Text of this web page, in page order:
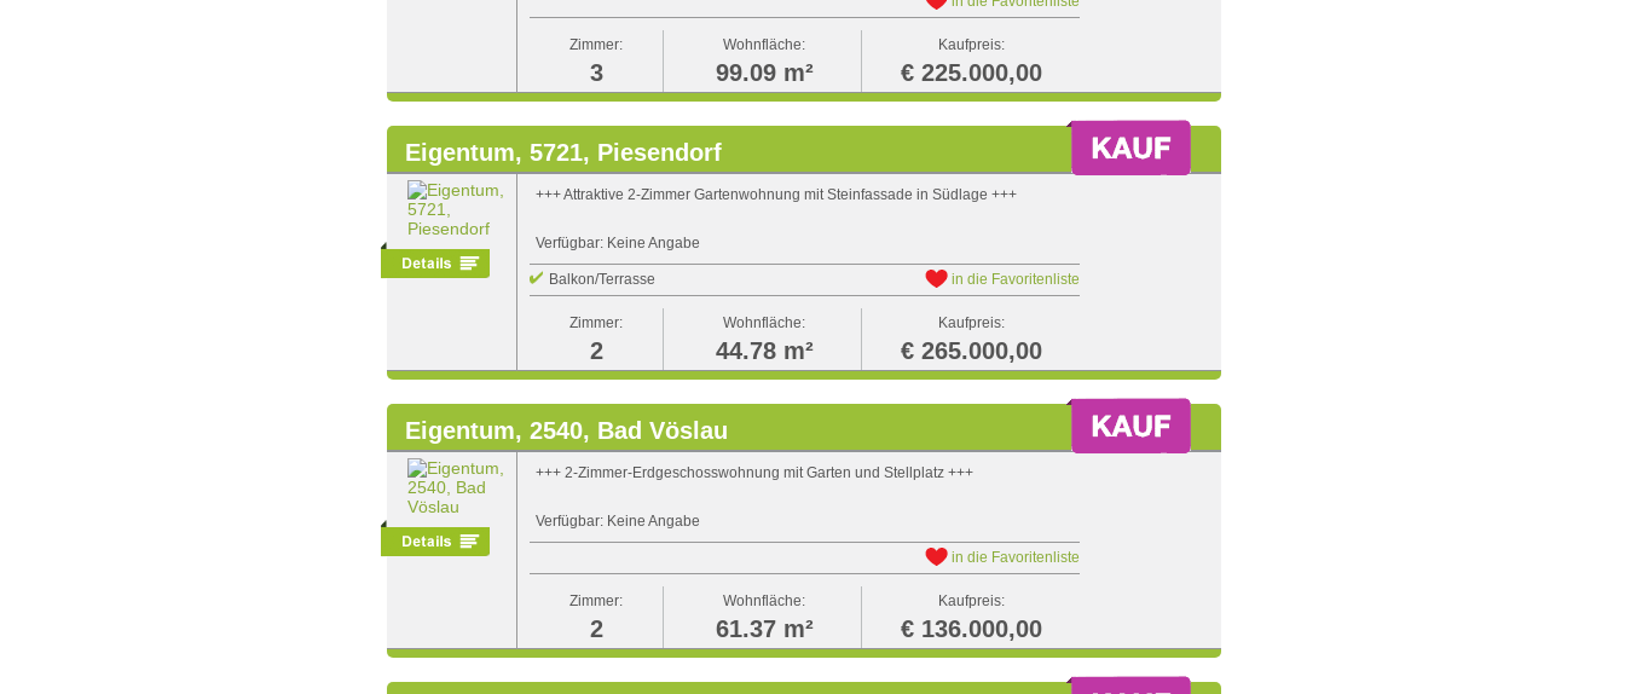
Zimmer:
3
Wohnfläche:
99.09 m²
Kaufpreis:
€ 225.000,00
Eigentum, 5721, Piesendorf
+++ Attraktive 2-Zimmer Gartenwohnung mit Steinfassade in Südlage +++
Verfügbar: Keine Angabe
Balkon/Terrasse in die Favoritenliste
Zimmer:
2
Wohnfläche:
44.78 m²
Kaufpreis:
€ 265.000,00
Eigentum, 2540, Bad Vöslau
+++ 2-Zimmer-Erdgeschosswohnung mit Garten und Stellplatz +++
Verfügbar: Keine Angabe
in die Favoritenliste
Zimmer:
2
Wohnfläche:
61.37 m²
Kaufpreis:
€ 136.000,00